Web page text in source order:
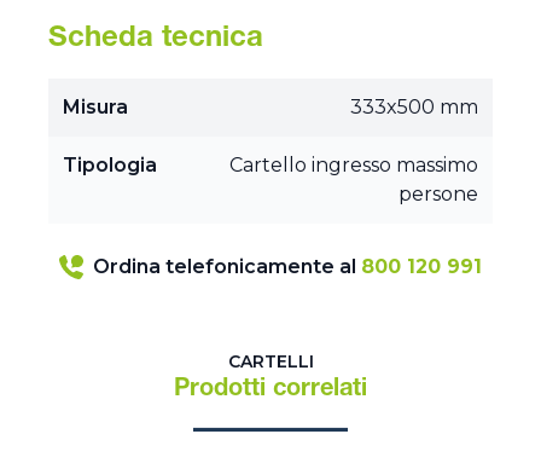
Scheda tecnica
Misura 333x500 mm
Tipologia
Cartello ingresso massimo
persone
Ordina telefonicamente al 800 120 991
CARTELLI
Prodotti correlati